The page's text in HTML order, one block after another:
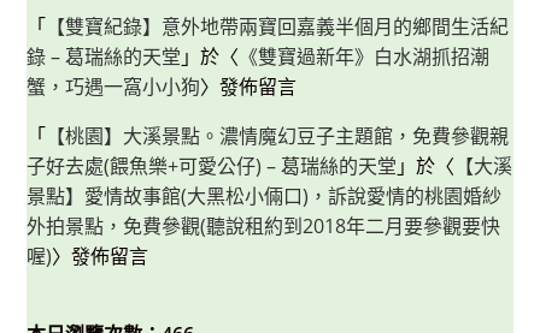
「 【雙寶紀錄】意外地帶兩寶回嘉義半個月的鄉間生活紀
錄 – 葛瑞絲的天堂 」於〈 《雙寶過新年》白水湖抓招潮
蟹，巧遇一窩小小狗〉發佈留言
「 【桃園】大溪景點。濃情魔幻豆子主題館，免費參觀親
子好去處(餵魚樂+可愛公仔) – 葛瑞絲的天堂 」於〈 【大溪
景點】愛情故事館(大黑松小倆口)，訴說愛情的桃園婚紗
外拍景點，免費參觀(聽說租約到2018年二月要參觀要快
喔)〉發佈留言